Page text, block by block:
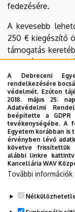
fedezésére.
A kevesebb
250 € kiegészítő
támogatás
Az
történik.
9.Határidők
A pályázat
A pályázat
Megpályázható
Learning
A Debreceni
rendelkezésére
védelmét. Ezúton
2018. május 25.
Adatvédelmi
beépítette a GDPR
tevékenységébe. A
Egyetem korábban
érvényben lévő
követve frissítettük
alábbi linkre
Kancellária WAV
További információk